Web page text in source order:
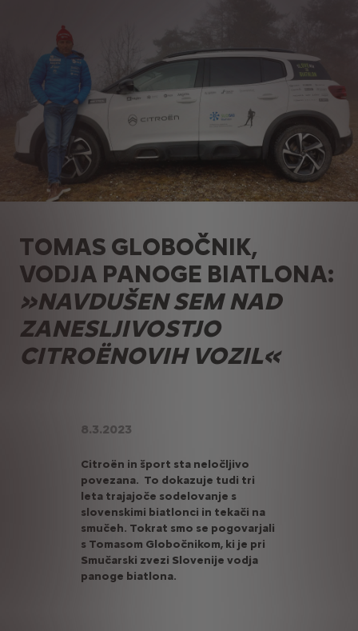
TOMAS GLOBOČNIK,
VODJA PANOGE BIATLONA:
»NAVDUŠEN SEM NAD
ZANESLJIVOSTJO
CITROËNOVIH VOZIL«
8.3.2023
Citroën in šport sta neločljivo
povezana. To dokazuje tudi tri
leta trajajoče sodelovanje s
slovenskimi biatlonci in tekači na
smučeh. Tokrat smo se pogovarjali
s Tomasom Globočnikom, ki je pri
Smučarski zvezi Slovenije vodja
panoge biatlona.